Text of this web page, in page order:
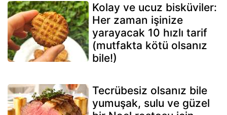
Kolay ve ucuz bisküviler:
Her zaman işinize
yarayacak 10 hızlı tarif
(mutfakta kötü olsanız
bile!)
Tecrübesiz olsanız bile
yumuşak, sulu ve güzel